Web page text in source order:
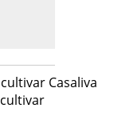
Casaliva